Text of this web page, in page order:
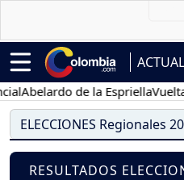
Abelardo de la EspriellaVuelta
ELECCIONES Regionales
RESULTADOS